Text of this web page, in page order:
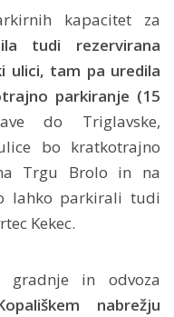
kapacitet za
tudi rezervirana
ulici, tam pa uredila
parkiranje (15
do Triglavske,
bo kratkotrajno
Trgu Brolo in na
lahko parkirali tudi
Kekec.
in odvoza
nabrežju